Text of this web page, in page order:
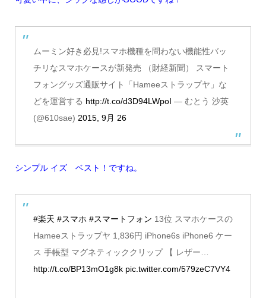
ムーミン好き必見!スマホ機種を問わない機能性バッ
チリなスマホケースが新発売 （財経新聞） スマート
フォングッズ通販サイト「Hameeストラップヤ」な
どを運営する http://t.co/d3D94LWpoI — むとう 沙英
(@610sae) 2015, 9月 26
シンプル イズ ベスト！ですね。
#楽天 #スマホ #スマートフォン 13位 スマホケースの
Hameeストラップヤ 1,836円 iPhone6s iPhone6 ケー
ス 手帳型 マグネティッククリップ 【 レザー…
http://t.co/BP13mO1g8k pic.twitter.com/579zeC7VY4